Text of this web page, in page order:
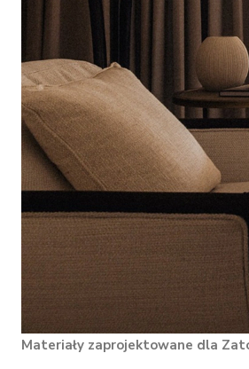
Materiały zaprojektowane dla